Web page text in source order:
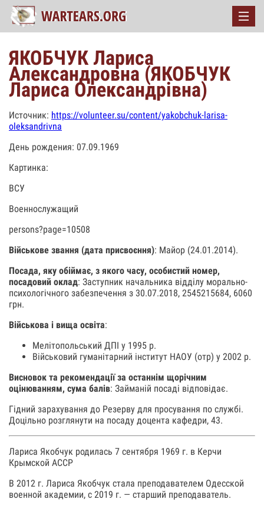
ЯКОБЧУК Лариса
Александровна (ЯКОБЧУК
Лариса Олександрівна)
Источник: https://volunteer.su/content/yakobchuk-larisa-
oleksandrivna
День рождения: 07.09.1969
Картинка:
ВСУ
Военнослужащий
persons?page=10508
Військове звання (дата присвоєння): Майор (24.01.2014).
Посада, яку обіймає, з якого часу, особистий номер,
посадовий оклад: Заступник начальника відділу морально-
психологічного забезпечення з 30.07.2018, 2545215684, 6060
грн.
Військова і вища освіта:
Мелітопольський ДПІ у 1995 р.
Військовий гуманітарний інститут НАОУ (отр) у 2002 р.
Висновок та рекомендації за останнім щорічним
оцінюванням, сума балів: Займаній посаді відповідає.
Гідний зарахування до Резерву для просування по службі.
Доцільно розглянути на посаду доцента кафедри, 43.
Лариса Якобчук родилась 7 сентября 1969 г. в Керчи
Крымской АССР
В 2012 г. Лариса Якобчук стала преподавателем Одесской
военной академии, с 2019 г. — старший преподаватель.